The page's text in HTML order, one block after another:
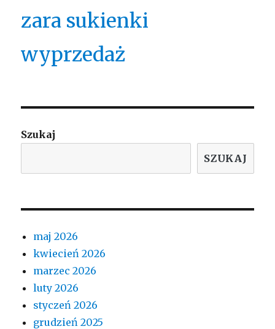
zara sukienki
wyprzedaż
Szukaj
SZUKAJ
maj 2026
kwiecień 2026
marzec 2026
luty 2026
styczeń 2026
grudzień 2025